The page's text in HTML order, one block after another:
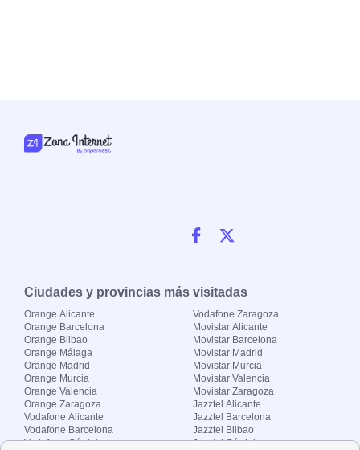
Ciudades y provincias más visitadas
Orange Alicante
Orange Barcelona
Orange Bilbao
Orange Málaga
Orange Madrid
Orange Murcia
Orange Valencia
Orange Zaragoza
Vodafone Alicante
Vodafone Barcelona
Vodafone Córdoba
Vodafone Zaragoza
Movistar Alicante
Movistar Barcelona
Movistar Madrid
Movistar Murcia
Movistar Valencia
Movistar Zaragoza
Jazztel Alicante
Jazztel Barcelona
Jazztel Bilbao
Jazztel Córdoba